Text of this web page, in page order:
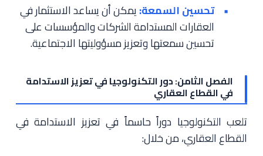
تحسين السمعة:يمكن أن يساعد الاستثمار في
العقارات المستدامة الشركات والمؤسسات على
تحسين سمعتها وتعزيز مسؤوليتها الاجتماعية.
الفصل الثامن: دور التكنولوجيا في تعزيز الاستدامة
في القطاع العقاري
تلعب التكنولوجيا دوراً حاسماً في تعزيز الاستدامة في
القطاع العقاري، من خلال: